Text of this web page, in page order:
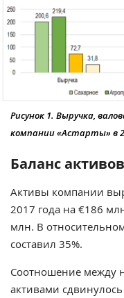
Рисунок 1. Выручка,
компании «Астарты» в
Баланс
Активы компании
2017 года на €186
млн. В
составил 35%.
Соотношение между
активами